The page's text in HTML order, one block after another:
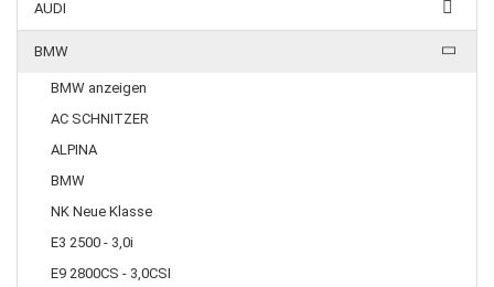
AUDI
BMW
BMW anzeigen
AC SCHNITZER
ALPINA
BMW
NK Neue Klasse
E3 2500 - 3,0i
E9 2800CS - 3,0CSI